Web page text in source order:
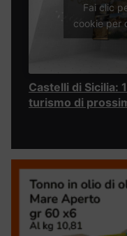
Fai clic
cookie per
Castelli di Sicilia:
turismo di